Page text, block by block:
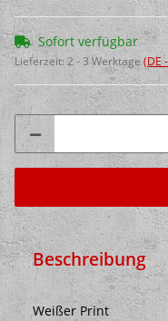
Sofort verfügbar
Lieferzeit:2 - 3 Werktage (DE
Beschreibung
Weißer Print